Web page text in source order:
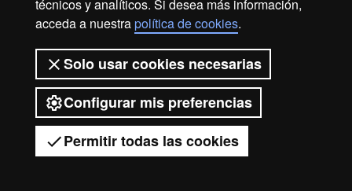
técnicos y analíticos. Si desea más información,
acceda a nuestrapolítica de cookies.
Solo usar cookies necesarias
Configurar mis preferencias
Permitir todas las cookies
Idiomes UAB Barcelona
info.idiomes@uab.cat
+34 93 433 5060
C/ Sant Antoni Maria Claret,
171
08041 Barcelona